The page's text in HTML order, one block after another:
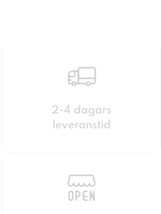
2-4 dagars
leveranstid